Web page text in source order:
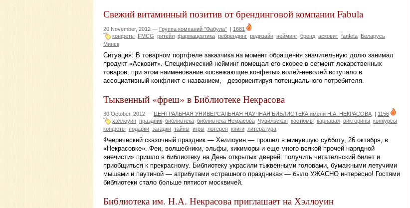
Свежий витаминный позитив от брендинговой компании Fabula
20 November, 2012 — Группа компаний "Фабула" | 1681
конфеты
FMCG ритейл фармацевтика ребрендинг редизайн нейминг бренд асковит fanfeta Беларусь
Минск
Ситуация: В товарном портфеле заказчика на момент обращения значительную долю занимал
продукт «Асковит». Специфический нейминг помещал его скорее в сегмент лекарственных
товаров, при этом наименование «освежающие конфеты» волей-неволей вступало в
ассоциативный конфликт с названием, дезориентируя потенциального потребителя.
Тыквенный «фреш» в Библиотеке Некрасова
30 October, 2012 — ЦЕНТРАЛЬНАЯ УНИВЕРСАЛЬНАЯ НАУЧНАЯ БИБЛИОТЕКА имени Н.А. НЕКРАСОВА
1156
хэллоуин праздник библиотека библиотека Некрасова Чувильская костюмы карнавал викторины конкурсы
конфеты подарки загадки тайны игры лотерея книги литература
Феерический сказочный праздник — Хеллоуин — прошел в минувшую субботу, 26 октября, в
«Некрасовке». Феи, волшебники, эльфы, кикиморы и еще много всякой прочей нарядной
«нечисти» пришло в библиотеку на День открытых дверей: получить читательский билет и
приобщиться к прекрасному. Библиотеку украсили тыквенными головами, бумажными летучими
мышами и паутиной — атрибутами «страшного праздника» — было УЖАСНО интересно! Гостями
библиотеки стало больше пятисот москвичей.
Библиотека им. Н.А. Некрасова приглашает на Хэллоуин